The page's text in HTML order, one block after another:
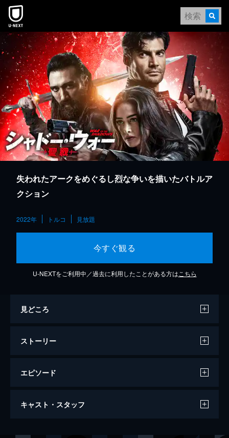
本文へスキップ
失われたアークをめぐるし烈な争いを描いたバトルア
クション
2022年 トルコ 見放題
今すぐ観る
U-NEXTをご利用中／過去に利用したことがある方は こちら
見どころ
ストーリー
エピソード
シャドー・ウォー 聖戦
キャスト・スタッフ